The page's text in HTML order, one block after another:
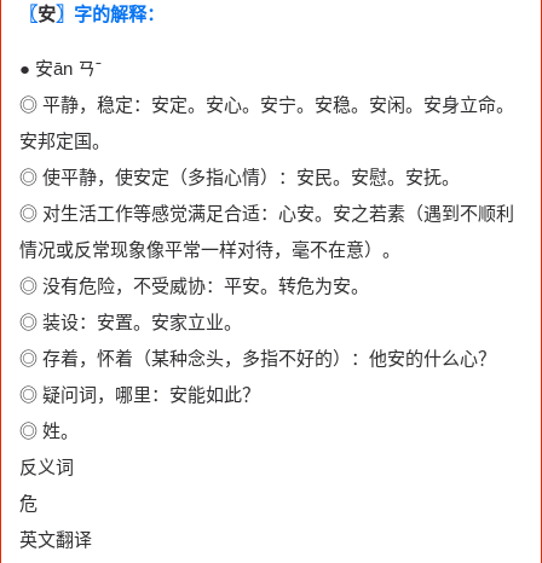
〖安〗字的解释：
● 安ān ㄢˉ
◎ 平静，稳定：安定。安心。安宁。安稳。安闲。安身立命。
安邦定国。
◎ 使平静，使安定（多指心情）：安民。安慰。安抚。
◎ 对生活工作等感觉满足合适：心安。安之若素（遇到不顺利
情况或反常现象像平常一样对待，毫不在意）。
◎ 没有危险，不受威协：平安。转危为安。
◎ 装设：安置。安家立业。
◎ 存着，怀着（某种念头，多指不好的）：他安的什么心？
◎ 疑问词，哪里：安能如此？
◎ 姓。
反义词
危
英文翻译